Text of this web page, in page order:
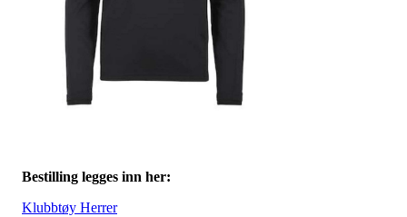
Bestilling legges inn her:
Klubbtøy Herrer